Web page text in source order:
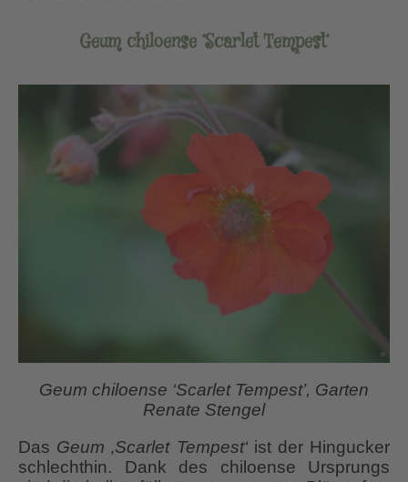
Geum chiloense ‘Scarlet Tempest’
Geum chiloense ‘Scarlet Tempest’, Garten
Renate Stengel
Das Geum ‚Scarlet Tempest‘ist der Hingucker
schlechthin. Dank des chiloense Ursprungs